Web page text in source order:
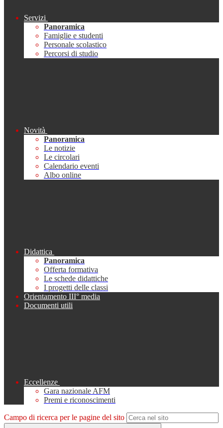
Servizi
Panoramica
Famiglie e studenti
Personale scolastico
Percorsi di studio
Novità
Panoramica
Le notizie
Le circolari
Calendario eventi
Albo online
Didattica
Panoramica
Offerta formativa
Le schede didattiche
I progetti delle classi
Orientamento III° media
Documenti utili
Eccellenze
Gara nazionale AFM
Premi e riconoscimenti
Campo di ricerca per le pagine del sito